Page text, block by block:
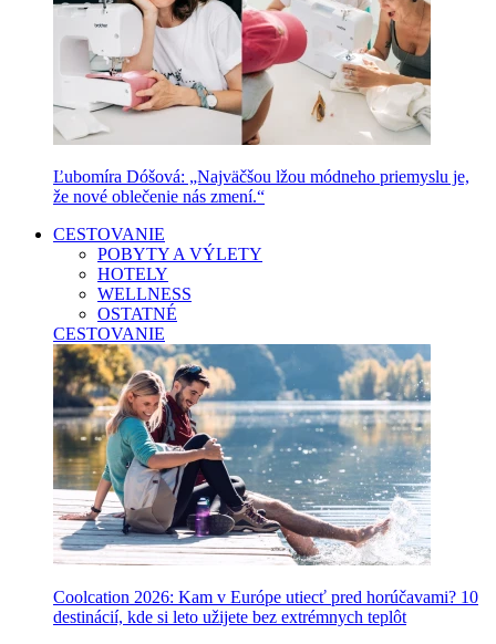
Ľubomíra Dóšová: „Najväčšou lžou módneho priemyslu je,
že nové oblečenie nás zmení.“
CESTOVANIE
POBYTY A VÝLETY
HOTELY
WELLNESS
OSTATNÉ
CESTOVANIE
Coolcation 2026: Kam v Európe utiecť pred horúčavami? 10
destinácií, kde si leto užijete bez extrémnych teplôt